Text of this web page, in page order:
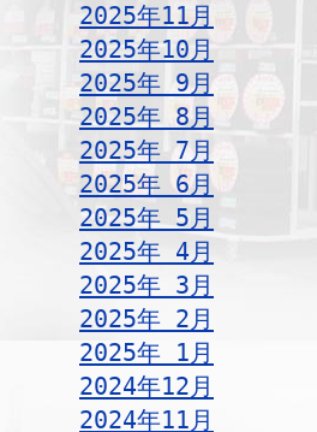
2025年11月
2025年10月
2025年 9月
2025年 8月
2025年 7月
2025年 6月
2025年 5月
2025年 4月
2025年 3月
2025年 2月
2025年 1月
2024年12月
2024年11月